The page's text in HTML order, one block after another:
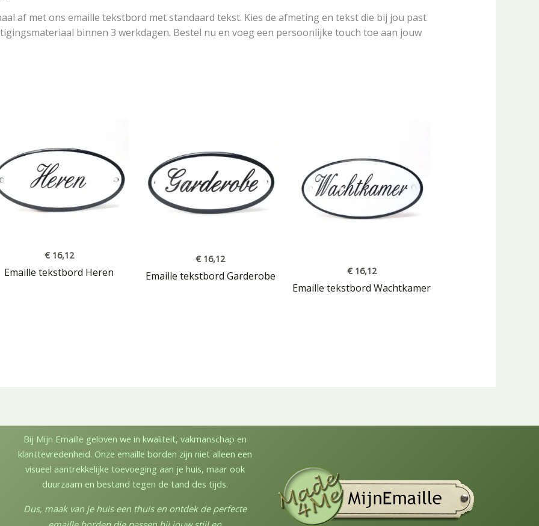
af met ons emaille tekstbord met standaard tekst. Kies de afmeting en tekst die bij jou past
binnen 3 werkdagen. Bestel nu en voeg een persoonlijke touch toe aan jouw
€16,12
Emaille tekstbord Heren
€ 16,12
Emaille tekstbord Garderobe €16,12
Emaille tekstbord Wachtkamer
Bij Mijn Emaille geloven we in kwaliteit, vakmanschap en
klanttevredenheid. Onze emaille borden zijn niet alleen een
visueel aantrekkelijke toevoeging aan je huis, maar ook
duurzaam en bestand tegen de tand des tijds.
Dus, maak van je huis een thuis en ontdek de perfecte